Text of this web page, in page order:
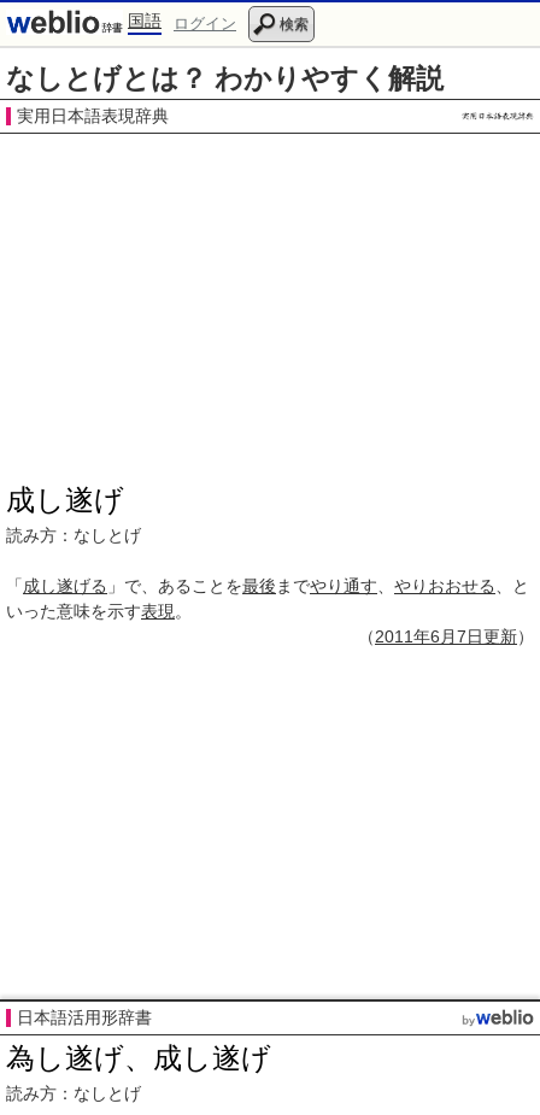
国語 ログイン 検索
なしとげとは？ わかりやすく解説
実用日本語表現辞典
成し遂げ
読み方： なしとげ
「成し遂げる 」で、あることを最後 までやり通す やりおおせる
、と
いった意味を示す表現 。
（2011年6月7日更新）
日本語活用形辞書
為し遂げ、成し遂げ
読み方：なしとげ